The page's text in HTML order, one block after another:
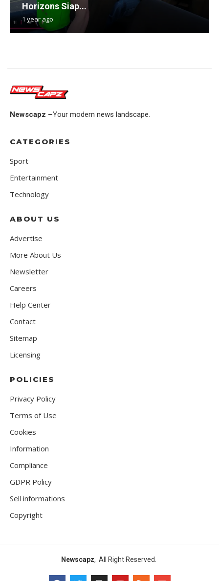
Horizons Siap...
1 year ago
Newscapz –Your modern news landscape.
CATEGORIES
Sport
Entertainment
Technology
ABOUT US
Advertise
More About Us
Newsletter
Careers
Help Center
Contact
Sitemap
Licensing
POLICIES
Privacy Policy
Terms of Use
Cookies
Information
Compliance
GDPR Policy
Sell informations
Copyright
Newscapz, All Right Reserved.